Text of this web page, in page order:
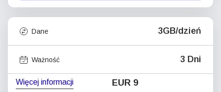
Dane 3GB/dzień
Ważność 3 Dni
Więcej informacji EUR 9